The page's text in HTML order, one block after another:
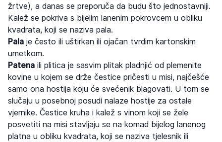
žrtve), a danas se preporuča da budu što jednostavniji.
Kalež se pokriva s bijelim lanenim pokrovcem u obliku
kvadrata, koji se naziva pala.
Pala je često ili uštirkan ili ojačan tvrdim kartonskim
umetkom.
Patena ili plitica je sasvim plitak pladnjić od plemenite
kovine u kojem se drže čestice pričesti u misi, najčešće
samo ona hostija koju će svećenik blagovati. U tom se
slučaju u posebnoj posudi nalaze hostije za ostale
vjernike. Čestice kruha i kalež s vinom koji se žele
posvetiti na misi stavljaju se na komad bijelog lanenog
platna u obliku kvadrata, koji se naziva tjelesnik ili